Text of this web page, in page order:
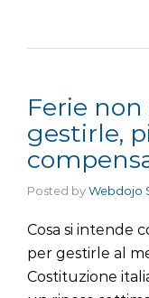
Ferie
gestirle,
Posted byWebdojo
Cosa si intende
per gestirle al
Costituzione